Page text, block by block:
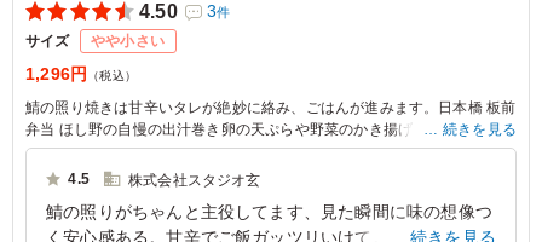
4.50 3件
サイズ やや小さい
1,296円 （税込）
鯖の照り焼きは甘辛いタレが絶妙に絡み、ごはんが進みます。日本橋 板前
弁当 ほし野の自慢の出汁巻き卵の天ぷらや野菜のかき揚げなど、多彩な味
わいが揃い、会議や社内懇親ランチに最適です。食べる喜びをぜひ味わっ
てください。
続きを見る
4.5 株式会社スタジオ玄
鯖の照りがちゃんと主役してます、見た瞬間に味の想像つ
く安心感ある。甘辛でご飯ガッツリいけて。副菜も抜かり
続きを見る